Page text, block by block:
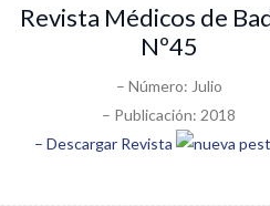
Revista Médicos de
Nº45
– Número: Julio
– Publicación: 2018
– Descargar Revista